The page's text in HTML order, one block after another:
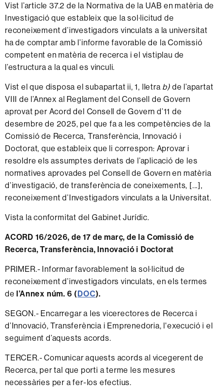
Vist l’article 37.2 de la Normativa de la UAB en matèria de
Investigació que estableix que la sol·licitud de
reconeixement d’investigadors vinculats a la universitat
ha de comptar amb l’informe favorable de la Comissió
competent en matèria de recerca i el vistiplau de
l’estructura a la qual es vinculi.
Vist el que disposa el subapartat ii, 1, lletra b) de l’apartat
VIII de l’Annex al Reglament del Consell de Govern
aprovat per Acord del Consell de Govern d’11 de
desembre de 2025, pel que fa a les competències de la
Comissió de Recerca, Transferència, Innovació i
Doctorat, que estableix que li correspon: Aprovar i
resoldre els assumptes derivats de l’aplicació de les
normatives aprovades pel Consell de Govern en matèria
d’investigació, de transferència de coneixements, [...],
reconeixement d’Investigadors vinculats a la Universitat.
Vista la conformitat del Gabinet Jurídic.
ACORD 16/2026, de 17 de març, de la Comissió de
Recerca, Transferència, Innovació i Doctorat
PRIMER.- Informar favorablement la sol·licitud de
reconeixement d’investigadors vinculats, en els termes
del’Annex núm. 6 (DOC).
SEGON.- Encarregar a les vicerectores de Recerca i
d’Innovació, Transferència i Emprenedoria, l'execució i el
seguiment d’aquests acords.
TERCER.- Comunicar aquests acords al vicegerent de
Recerca, per tal que porti a terme les mesures
necessàries per a fer-los efectius.